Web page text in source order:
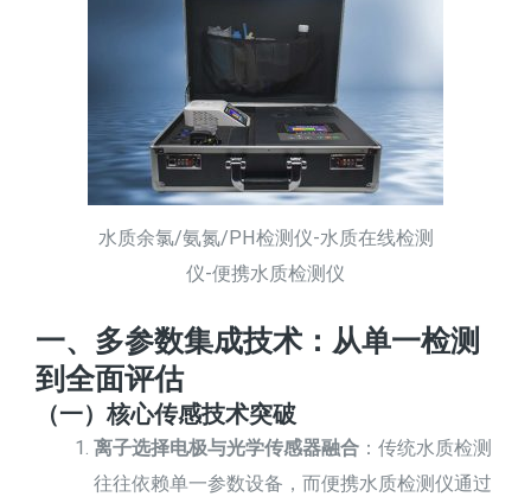
水质余氯/氨氮/PH检测仪-水质在线检测
仪-便携水质检测仪
一、多参数集成技术：从单一检测
到全面评估
（一）核心传感技术突破
离子选择电极与光学传感器融合 ：传统水质检测
往往依赖单一参数设备，而便携水质检测仪通过